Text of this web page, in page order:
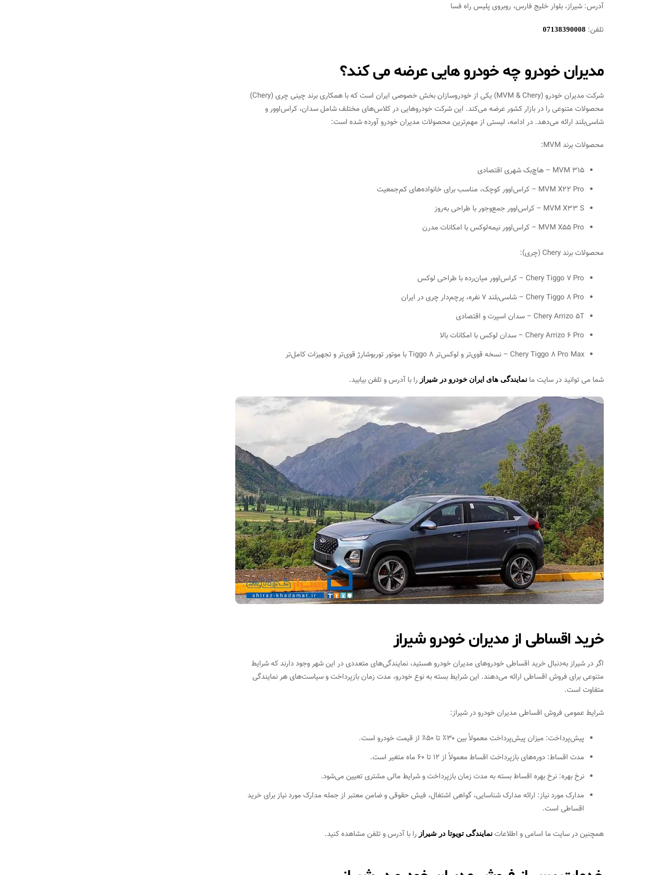
آدرس: شیراز، بلوار خلیج فارس، روبروی پلیس راه فسا
تلفن: 07138390008
مدیران خودرو چه خودرو هایی عرضه می کند؟
شرکت مدیران خودرو (MVM & Chery) یکی از خودروسازان بخش خصوصی ایران است که با همکاری برند چینی چری (Chery)
محصولات متنوعی را در بازار کشور عرضه می‌کند. این شرکت خودروهایی در کلاس‌های مختلف شامل سدان، کراس‌اوور و
شاسی‌بلند ارائه می‌دهد. در ادامه، لیستی از مهم‌ترین محصولات مدیران خودرو آورده شده است:
محصولات برند MVM:
MVM 315 – هاچ‌بک شهری اقتصادی
MVM X22 Pro – کراس‌اوور کوچک، مناسب برای خانواده‌های کم‌جمعیت
MVM X33 S – کراس‌اوور جمع‌وجور با طراحی به‌روز
MVM X55 Pro – کراس‌اوور نیمه‌لوکس با امکانات مدرن
محصولات برند Chery (چری):
Chery Tiggo 7 Pro – کراس‌اوور میان‌رده با طراحی لوکس
Chery Tiggo 8 Pro – شاسی‌بلند ۷ نفره، پرچم‌دار چری در ایران
Chery Arrizo 5T – سدان اسپرت و اقتصادی
Chery Arrizo 6 Pro – سدان لوکس با امکانات بالا
Chery Tiggo 8 Pro Max – نسخه قوی‌تر و لوکس‌تر Tiggo 8 با موتور توربوشارژ قوی‌تر و تجهیزات کامل‌تر
شما می توانید در سایت ما نمایندگی های ایران خودرو در شیراز را با آدرس و تلفن بیابید.
خرید اقساطی از مدیران خودرو شیراز
اگر در شیراز به‌دنبال خرید اقساطی خودروهای مدیران خودرو هستید، نمایندگی‌های متعددی در این شهر وجود دارند که شرایط
متنوعی برای فروش اقساطی ارائه می‌دهند. این شرایط بسته به نوع خودرو، مدت زمان بازپرداخت و سیاست‌های هر نمایندگی
متفاوت است.​
شرایط عمومی فروش اقساطی مدیران خودرو در شیراز:
پیش‌پرداخت: میزان پیش‌پرداخت معمولاً بین ۳۰٪ تا ۵۰٪ از قیمت خودرو است.​
مدت اقساط: دوره‌های بازپرداخت اقساط معمولاً از ۱۲ تا ۶۰ ماه متغیر است.​
نرخ بهره: نرخ بهره اقساط بسته به مدت زمان بازپرداخت و شرایط مالی مشتری تعیین می‌شود.​
مدارک مورد نیاز: ارائه مدارک شناسایی، گواهی اشتغال، فیش حقوقی و ضامن معتبر از جمله مدارک مورد نیاز برای خرید
اقساطی است.​
همچنین در سایت ما اسامی و اطلاعات نمایندگی تویوتا در شیراز را با آدرس و تلفن مشاهده کنید.